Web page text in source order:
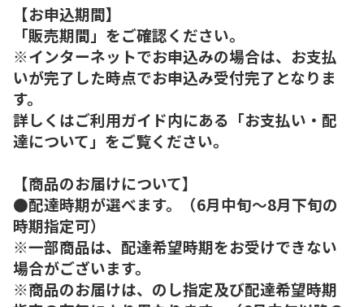
【お申込期間】
「販売期間」をご確認ください。
※インターネットでお申込みの場合は、お支払
いが完了した時点でお申込み受付完了となりま
す。
詳しくはご利用ガイド内にある「お支払い・配
達について」をご覧ください。
【商品のお届けについて】
●配達時期が選べます。（6月中旬～8月下旬の
時期指定可）
※一部商品は、配達希望時期をお受けできない
場合がございます。
※商品のお届けは、のし指定及び配達希望時期